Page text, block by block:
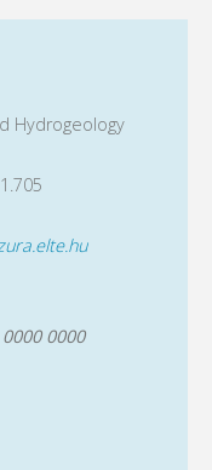
Hydrogeology
0000